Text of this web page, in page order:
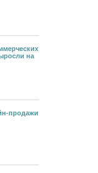
на
продажи